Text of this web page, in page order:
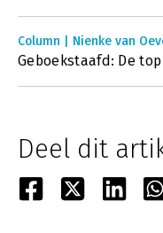
Column | Nienke van
Geboekstaafd: De
Deel dit